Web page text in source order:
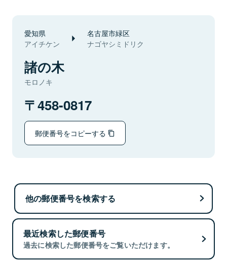
愛知県
アイチケン
名古屋市緑区
ナゴヤシミドリク
諸の木
モロノキ
458-0817
郵便番号をコピーする
他の郵便番号を検索する
最近検索した郵便番号
過去に検索した郵便番号をご覧いただけます。